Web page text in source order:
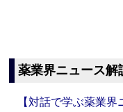
薬業界ニュース解
【対話で学ぶ薬業